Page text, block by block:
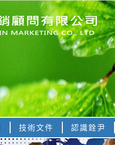
技術文件 認識銓尹